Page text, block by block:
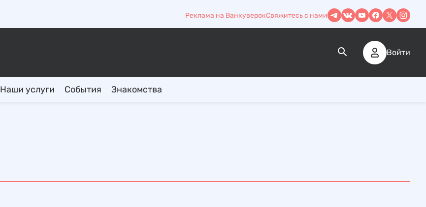
Реклама на ВанкуверокСвяжитесь с нами
Войти
Наши услуги События Знакомства